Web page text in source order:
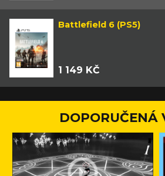
Battlefield 6 (PS5)
1 149 KČ
DOPORUČENÁ